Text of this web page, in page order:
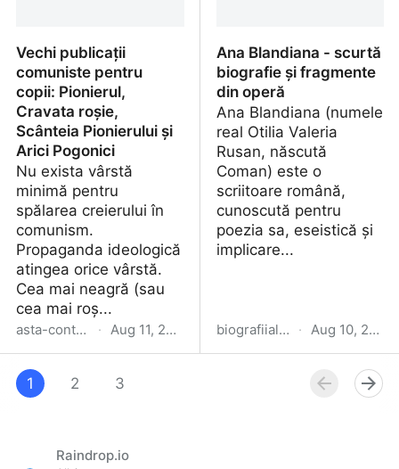
Vechi publicații
comuniste pentru
copii: Pionierul,
Cravata roșie,
Scânteia Pionierului și
Arici Pogonici
Nu exista vârstă
minimă pentru
spălarea creierului în
comunism.
Propaganda ideologică
atingea orice vârstă.
Cea mai neagră (sau
cea mai roș...
asta-conteaza.blogspot.com · Aug 11, 2024
comuniste pentru copii:
Pionierul, Cravata roșie,
Ana Blandiana - scurtă
biografie și fragmente
din operă
Ana Blandiana (numele
real Otilia Valeria
Rusan, născută
Coman) este o
scriitoare română,
cunoscută pentru
poezia sa, eseistică și
implicare...
biografiialese.blogspot.com · Aug 10, 2024
biografie și fragmente
1 2 3
Raindrop.io